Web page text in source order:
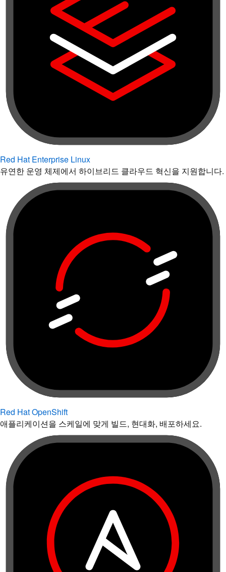
Red Hat Enterprise Linux
유연한 운영 체제에서 하이브리드 클라우드 혁신을 지원합니다.
Red Hat OpenShift
애플리케이션을 스케일에 맞게 빌드, 현대화, 배포하세요.